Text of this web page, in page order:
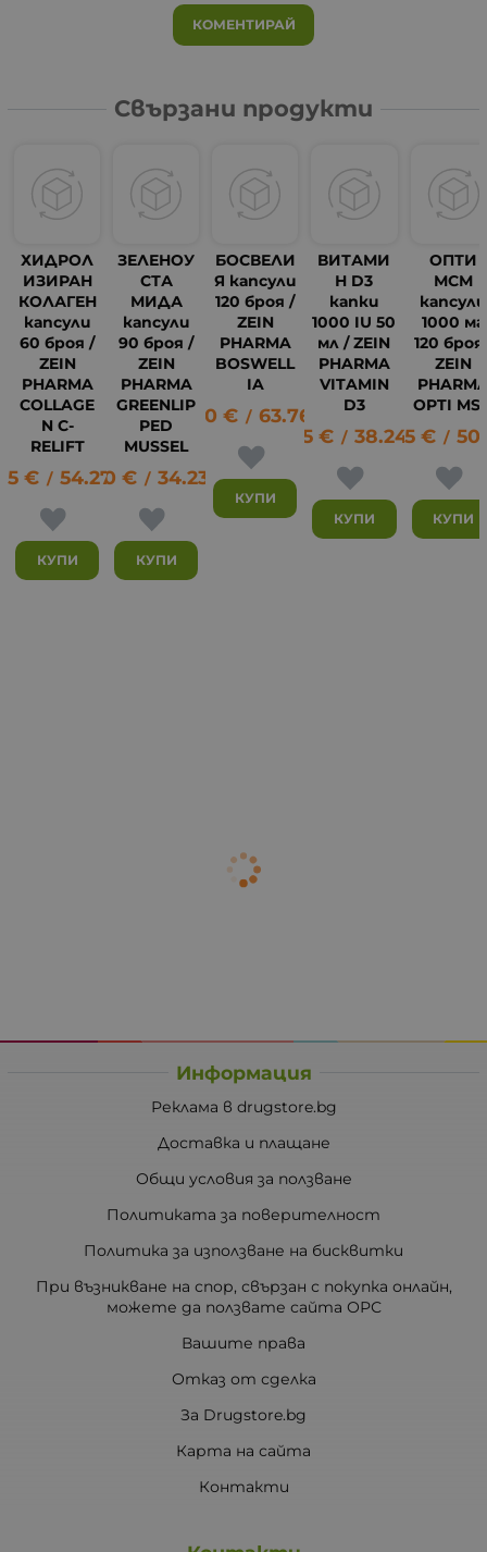
КОМЕНТИРАЙ
Свързани продукти
ХИДРОЛ
ИЗИРАН
КОЛАГЕН
капсули
60 броя /
ZEIN
PHARMA
COLLAGE
N C-
RELIFT
€ / 54.27 лв.
КУПИ
ЗЕЛЕНОУ
СТА
МИДА
капсули
90 броя /
ZEIN
PHARMA
GREENLIP
PED
MUSSEL
17.50 € / 34.23 лв.
КУПИ
БОСВЕЛИ
Я капсули
120 броя /
ZEIN
PHARMA
BOSWELL
IA
32.60 € / 63.76 лв.
КУПИ
ВИТАМИ
Н D3
капки
1000 IU 50
мл / ZEIN
PHARMA
VITAMIN
D3
19.55 € / 38.24 лв.
КУПИ
ОПТИ
МСМ
капсули
1000 мг
120 броя
ZEIN
OPTI
26.05 € /
КУПИ
Информация
Реклама в drugstore.bg
Доставка и плащане
Общи условия за ползване
Политиката за поверителност
Политика за използване на бисквитки
При възникване на спор, свързан с покупка онлайн,
можете да ползвате сайта ОРС
Вашите права
Отказ от сделка
За Drugstore.bg
Карта на сайта
Контакти